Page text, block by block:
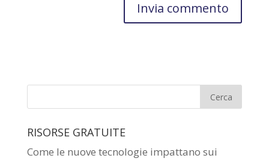
RISORSE GRATUITE
Come le nuove tecnologie impattano sui